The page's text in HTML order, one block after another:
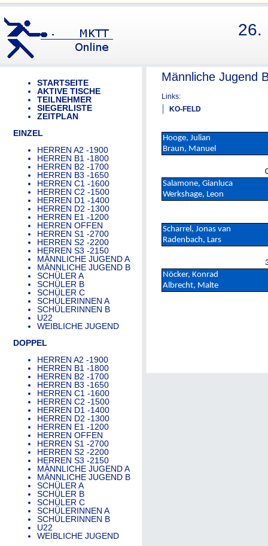
26.
STARTSEITE
AKTIVE TISCHE
TEILNEHMER
SIEGERLISTE
ZEITPLAN
EINZEL
HERREN A2 -1900
HERREN B1 -1800
HERREN B2 -1700
HERREN B3 -1650
HERREN C1 -1600
HERREN C2 -1500
HERREN D1 -1400
HERREN D2 -1300
HERREN E1 -1200
HERREN OFFEN
HERREN S1 -2700
HERREN S2 -2200
HERREN S3 -2150
MÄNNLICHE JUGEND A
MÄNNLICHE JUGEND B
SCHÜLER A
SCHÜLER B
SCHÜLER C
SCHÜLERINNEN A
SCHÜLERINNEN B
U22
WEIBLICHE JUGEND
DOPPEL
HERREN A2 -1900
HERREN B1 -1800
HERREN B2 -1700
HERREN B3 -1650
HERREN C1 -1600
HERREN C2 -1500
HERREN D1 -1400
HERREN D2 -1300
HERREN E1 -1200
HERREN OFFEN
HERREN S1 -2700
HERREN S2 -2200
HERREN S3 -2150
MÄNNLICHE JUGEND A
MÄNNLICHE JUGEND B
SCHÜLER A
SCHÜLER B
SCHÜLER C
SCHÜLERINNEN A
SCHÜLERINNEN B
U22
WEIBLICHE JUGEND
Männliche Jugend
Links:
KO-FELD
Hooge, Julian
Braun, Manuel
Salamone, Gianluca
Werkshage, Leon
Scharrel, Jonas van
Radenbach, Lars
Nöcker, Konrad
Albrecht, Malte